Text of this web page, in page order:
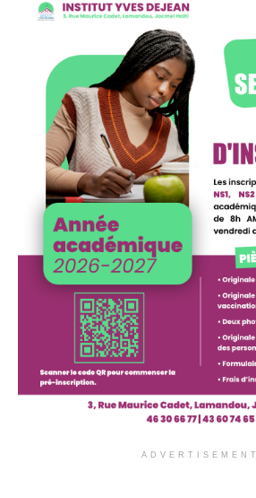
ADVERTISEMENT